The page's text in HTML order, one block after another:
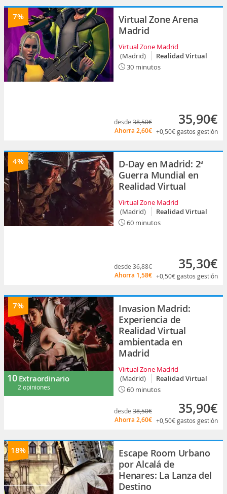
7%
Virtual Zone Arena
Madrid
Virtual Zone Madrid
(Madrid)
Realidad Virtual
30 minutos
desde 38,50€
Ahorra 2,60€
35,90€
+0,50€gastos gestión
4%
D-Day en Madrid: 2ª
Guerra Mundial en
Realidad Virtual
Virtual Zone Madrid
(Madrid)
Realidad Virtual
60 minutos
desde 36,88€
Ahorra 1,58€
35,30€
+0,50€gastos gestión
7%
10 Extraordinario
2 opiniones
Invasion Madrid:
Experiencia de
Realidad Virtual
ambientada en
Madrid
Virtual Zone Madrid
(Madrid)
Realidad Virtual
60 minutos
desde 38,50€
Ahorra 2,60€
35,90€
+0,50€gastos gestión
18%
Escape Room Urbano
por Alcalá de
Henares: La Lanza del
Destino